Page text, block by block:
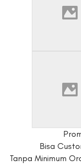
Bisa
Tanpa Minimum